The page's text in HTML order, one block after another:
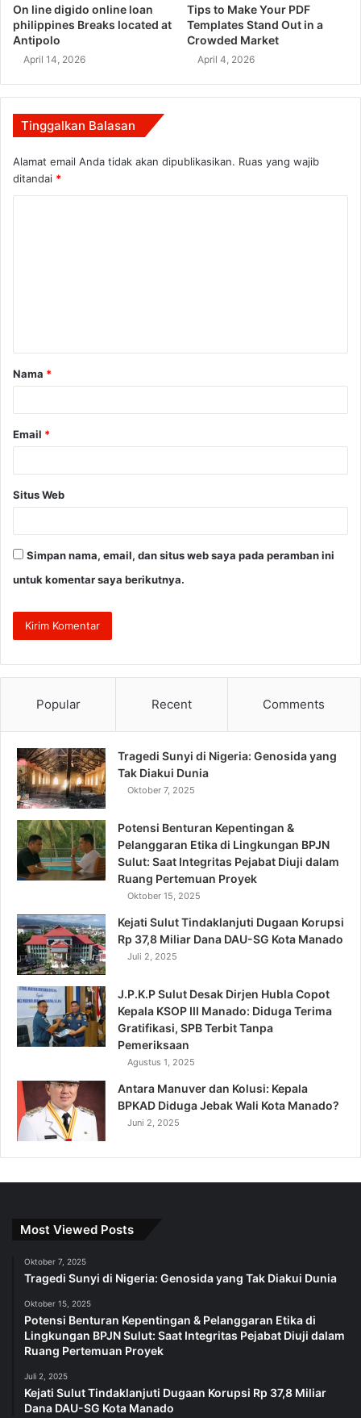
On line digido online loan
philippines Breaks located at
Antipolo
April 14, 2026
Tips to Make Your PDF
Templates Stand Out in a
Crowded Market
April 4, 2026
Tinggalkan Balasan
Alamat email Anda tidak akan dipublikasikan. Ruas yang wajib
ditandai *
a
r
Nama *
Email *
Situs Web
Simpan nama, email, dan situs web saya pada peramban ini
untuk komentar saya berikutnya.
Popular Recent Comments
Tragedi Sunyi di Nigeria: Genosida yang
Tak Diakui Dunia
Oktober 7, 2025
Potensi Benturan Kepentingan &
Pelanggaran Etika di Lingkungan BPJN
Sulut: Saat Integritas Pejabat Diuji dalam
Ruang Pertemuan Proyek
Oktober 15, 2025
Kejati Sulut Tindaklanjuti Dugaan Korupsi
Rp 37,8 Miliar Dana DAU-SG Kota Manado
Juli 2, 2025
J.P.K.P Sulut Desak Dirjen Hubla Copot
Kepala KSOP III Manado: Diduga Terima
Gratifikasi, SPB Terbit Tanpa
Pemeriksaan
Agustus 1, 2025
Antara Manuver dan Kolusi: Kepala
BPKAD Diduga Jebak Wali Kota Manado?
Juni 2, 2025
Most Viewed Posts
Oktober 7, 2025
Tragedi Sunyi di Nigeria: Genosida yang Tak Diakui Dunia
Oktober 15, 2025
Potensi Benturan Kepentingan & Pelanggaran Etika di
Lingkungan BPJN Sulut: Saat Integritas Pejabat Diuji dalam
Ruang Pertemuan Proyek
Juli 2, 2025
Kejati Sulut Tindaklanjuti Dugaan Korupsi Rp 37,8 Miliar
Dana DAU-SG Kota Manado